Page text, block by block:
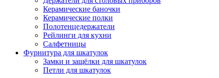
Керамические баночки
Керамические полки
Полотенцедержатели
Рейлинги для кухни
Салфетницы
Фурнитура для шкатулок
Замки и защёлки для шкатулок
Петли для шкатулок